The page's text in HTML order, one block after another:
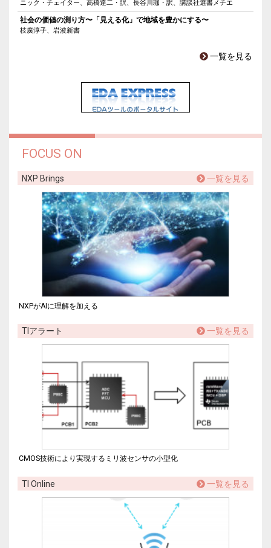
ニック・チェイター、高橋達二・訳、長谷川珈・訳、講談社選書メチエ
社会の価値の測り方〜「見える化」で地域を豊かにする〜
枝廣淳子、岩波新書
一覧を見る
FOCUS ON
NXP Brings 一覧を見る
NXPがAIに理解を加える
TIアラート 一覧を見る
CMOS技術により実現するミリ波センサの小型化
TI Online 一覧を見る